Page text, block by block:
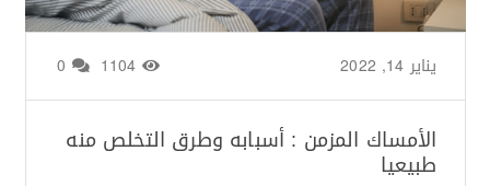
من طرف يناير 14, 2022
الأمساك المزمن : أسبابه وطرق التخلص منه
طبيعيا